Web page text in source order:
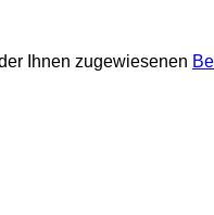
Ihnen zugewiesenen